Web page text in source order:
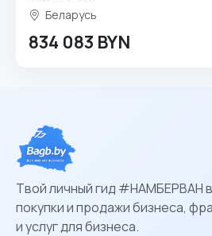
Беларусь
834 083 BYN
Твой личный гид #НАМБЕРВАН
покупки и продажи бизнеса,
и услуг для бизнеса.